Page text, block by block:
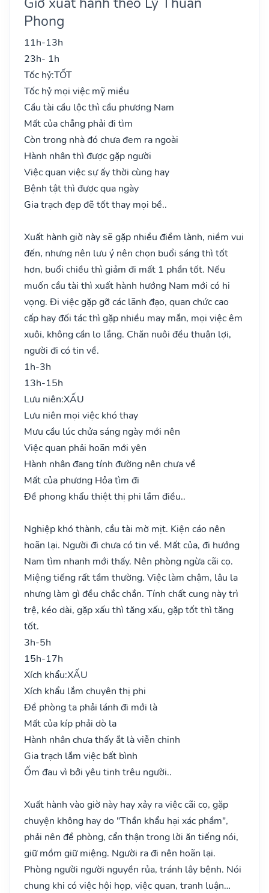
Phong
11h-13h
23h- 1h
Tốc hỷ:TỐT
Tốc hỷ mọi việc mỹ miều
Cầu tài cầu lộc thì cầu phương Nam
Mất của chẳng phải đi tìm
Còn trong nhà đó chưa đem ra ngoài
Hành nhân thì được gặp người
Việc quan việc sự ấy thời cùng hay
Bệnh tật thì được qua ngày
Gia trạch đẹp đẽ tốt thay mọi bề..
Xuất hành giờ này sẽ gặp nhiều điềm lành, niềm vui
đến, nhưng nên lưu ý nên chọn buổi sáng thì tốt
hơn, buổi chiều thì giảm đi mất 1 phần tốt. Nếu
muốn cầu tài thì xuất hành hướng Nam mới có hi
vọng. Đi việc gặp gỡ các lãnh đạo, quan chức cao
cấp hay đối tác thì gặp nhiều may mắn, mọi việc êm
xuôi, không cần lo lắng. Chăn nuôi đều thuận lợi,
người đi có tin về.
1h-3h
13h-15h
Lưu niên:XẤU
Lưu niên mọi việc khó thay
Mưu cầu lúc chửa sáng ngày mới nên
Việc quan phải hoãn mới yên
Hành nhân đang tính đường nên chưa về
Mất của phương Hỏa tìm đi
Đề phong khẩu thiệt thị phi lắm điều..
Nghiệp khó thành, cầu tài mờ mịt. Kiện cáo nên
hoãn lại. Người đi chưa có tin về. Mất của, đi hướng
Nam tìm nhanh mới thấy. Nên phòng ngừa cãi cọ.
Miệng tiếng rất tầm thường. Việc làm chậm, lâu la
nhưng làm gì đều chắc chắn. Tính chất cung này trì
trệ, kéo dài, gặp xấu thì tăng xấu, gặp tốt thì tăng
tốt.
3h-5h
15h-17h
Xích khẩu:XẤU
Xích khẩu lắm chuyên thị phi
Đề phòng ta phải lánh đi mới là
Mất của kíp phải dò la
Hành nhân chưa thấy ắt là viễn chinh
Gia trạch lắm việc bất bình
Ốm đau vì bởi yêu tinh trêu người..
Xuất hành vào giờ này hay xảy ra việc cãi cọ, gặp
chuyện không hay do "Thần khẩu hại xác phầm",
phải nên đề phòng, cẩn thận trong lời ăn tiếng nói,
giữ mồm giữ miệng. Người ra đi nên hoãn lại.
Phòng người người nguyền rủa, tránh lây bệnh. Nói
chung khi có việc hội họp, việc quan, tranh luận…